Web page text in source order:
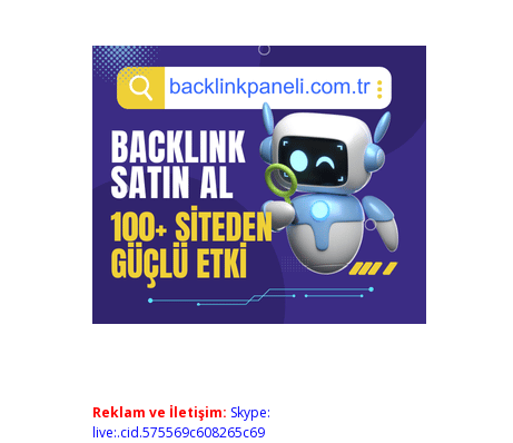
Reklam ve İletişim: Skype:
live:.cid.575569c608265c69